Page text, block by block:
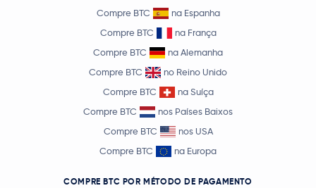
Compre BTC
na Espanha
Compre BTC
na França
Compre BTC
na Alemanha
Compre BTC
no Reino Unido
Compre BTC
na Suíça
Compre BTC
nos Países Baixos
Compre BTC
nos USA
Compre BTC
na Europa
COMPRE BTC POR MÉTODO DE PAGAMENTO